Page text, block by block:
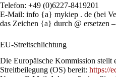
Telefon: +49 (0)6227-8419201
E-Mail: info {a} mykiep . de (bei
das Zeichen {a} durch @ ersetzen
EU-Streitschlichtung
Die Europäische Kommission stellt
Streitbeilegung (OS) bereit: https://